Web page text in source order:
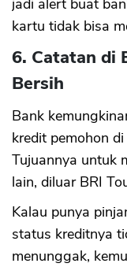
jadi alert buat
kartu tidak bisa
6. Catatan di
Bersih
Bank
kredit pemohon
Tujuannya untuk
lain, diluar BRI
Kalau punya
status kreditnya
menunggak,